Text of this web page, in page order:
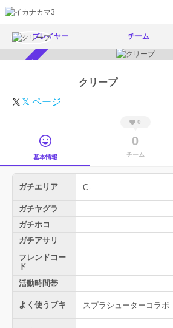
プレイヤー チーム
クリープ
𝕏 ページ
基本情報
0
0
チーム
ガチエリア C-
ガチヤグラ
ガチホコ
ガチアサリ
フレンドコー
ド
活動時間帯
よく使うブキ スプラシューターコラボ